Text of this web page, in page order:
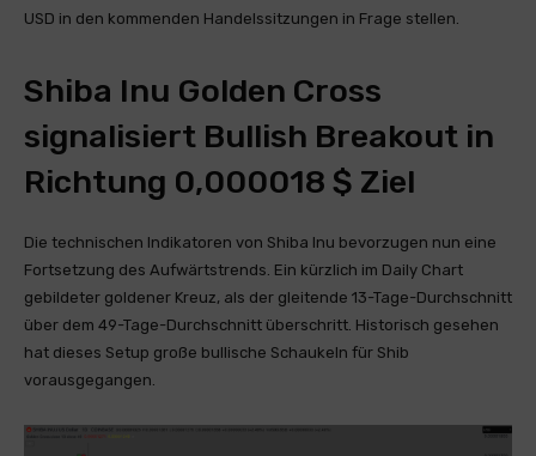
USD in den kommenden Handelssitzungen in Frage stellen.
Shiba Inu Golden Cross
signalisiert Bullish Breakout in
Richtung 0,000018 $ Ziel
Die technischen Indikatoren von Shiba Inu bevorzugen nun eine
Fortsetzung des Aufwärtstrends. Ein kürzlich im Daily Chart
gebildeter goldener Kreuz, als der gleitende 13-Tage-Durchschnitt
über dem 49-Tage-Durchschnitt überschritt. Historisch gesehen
hat dieses Setup große bullische Schaukeln für Shib
vorausgegangen.